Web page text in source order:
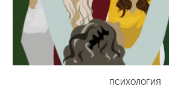
ПСИХОЛОГИЯ